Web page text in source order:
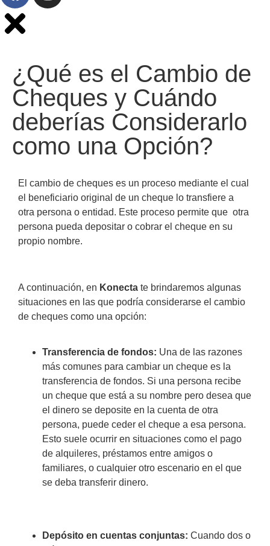
¿Qué es el Cambio de
Cheques y Cuándo
deberías Considerarlo
como una Opción?
El cambio de cheques es un proceso mediante el cual
el beneficiario original de un cheque lo transfiere a
otra persona o entidad. Este proceso permite que otra
persona pueda depositar o cobrar el cheque en su
propio nombre.
A continuación, en Konecta te brindaremos algunas
situaciones en las que podría considerarse el cambio
de cheques como una opción:
Transferencia de fondos: Una de las razones
más comunes para cambiar un cheque es la
transferencia de fondos. Si una persona recibe
un cheque que está a su nombre pero desea que
el dinero se deposite en la cuenta de otra
persona, puede ceder el cheque a esa persona.
Esto suele ocurrir en situaciones como el pago
de alquileres, préstamos entre amigos o
familiares, o cualquier otro escenario en el que
se deba transferir dinero.
Depósito en cuentas conjuntas: Cuando dos o